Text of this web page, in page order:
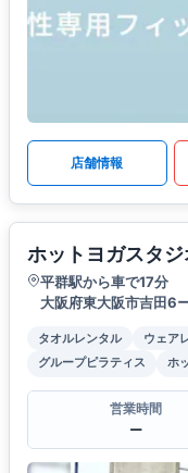
店舗情報
ホットヨガスタ
平群駅から車で17分
大阪府東大阪市吉田6
タオルレンタル ウェア
グループピラティス
ホ
営業時間
ー